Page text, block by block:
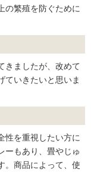
の繁殖を防ぐために
きましたが、改めて
ていきたいと思いま
性を重視したい方に
ーもあり、畳やじゅ
。商品によって、使